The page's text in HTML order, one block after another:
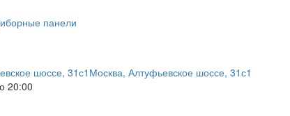
шоссе, 31с1 Москва, Алтуфьевское шоссе, 31с1
20:00